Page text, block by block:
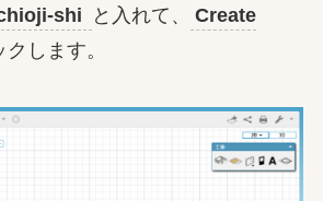
shi と入れて、
Create
します。